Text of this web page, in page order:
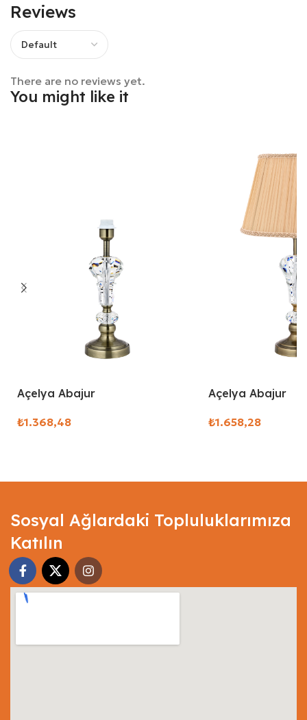
Reviews
There are no reviews yet.
You might like it
Açelya Abajur
₺
Açelya Abajur
₺
Sosyal Ağlardaki Topluluklarımıza
Katılın